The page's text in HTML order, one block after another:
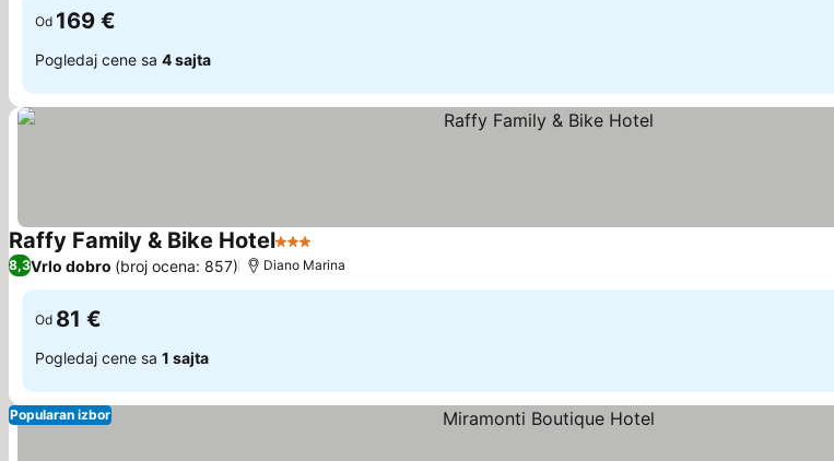
Od 169 €
Pogledaj cene sa 4 sajta
Raffy Family & Bike Hotel3 Zvezdice
8,3Vrlo dobro (broj ocena: 857) Diano Marina
Od 81 €
Pogledaj cene sa 1 sajta
Popularan izbor